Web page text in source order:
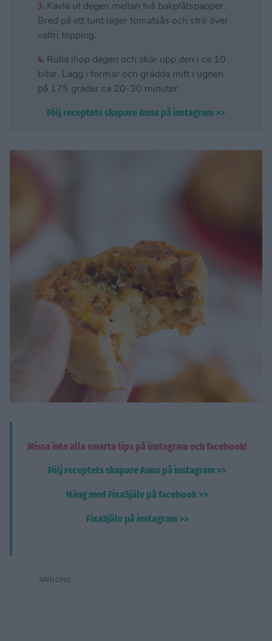
3. Kavla ut degen mellan två bakplåtspapper.
Bred på ett tunt lager tomatsås och strö över
valfri topping.
4. Rulla ihop degen och skär upp den i ca 10
bitar. Lägg i formar och grädda mitt i ugnen
på 175 grader ca 20-30 minuter.
Följ receptets skapare Anna på instagram >>
Missa inte alla smarta tips på instagram och facebook!
Följ receptets skapare Anna på instagram >>
Häng med FixaSjälv på facebook >>
FixaSjälv på instagram >>